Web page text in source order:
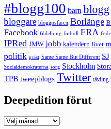
#blogg100 barn blogg
bloggare bloggosfären Borlänge
Facebook fildelning fotboll FRA
IPRed JMW jobb kalendern livet
politik präst Same Same But Different SJ
Socialdemokraterna sorg Stockholm
TPB tweepblogs Twitter tävling
Deepedition förut
Deepedition